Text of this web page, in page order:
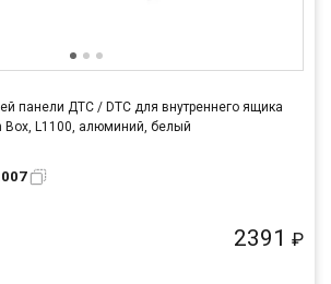
панели ДТС / DTC для внутреннего ящика
Box, L1100, алюминий, белый
2391 ₽